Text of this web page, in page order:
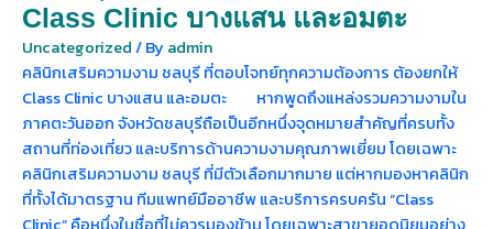
Class Clinic บางแสน และอมตะ
Uncategorized/ By admin
คลินิกเสริมความงาม ชลบุรี ที่ตอบโจทย์ทุกความต้องการ ต้องยกให้
Class Clinic บางแสน และอมตะ หากพูดถึงแหล่งรวมความงามใน
ภาคตะวันออก จังหวัดชลบุรีถือเป็นอีกหนึ่งจุดหมายสำคัญที่ครบทั้ง
สถานที่ท่องเที่ยว และบริการด้านความงามคุณภาพเยี่ยม โดยเฉพาะ
คลินิกเสริมความงาม ชลบุรี ที่มีตัวเลือกมากมาย แต่หากมองหาคลินิก
ที่ทั้งได้มาตรฐาน ทีมแพทย์มืออาชีพ และบริการครบครัน “Class